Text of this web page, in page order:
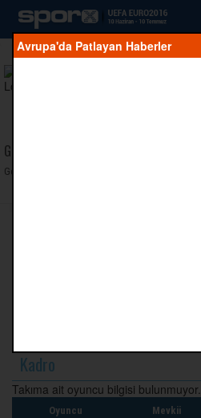
Gelecek Maç
Gelecek maç bulunmuyor.
Kadro
Takıma ait oyuncu bilgisi bulunmuyor.
Oyuncu Mevkii
Avrupa'da Patlayan Haberler